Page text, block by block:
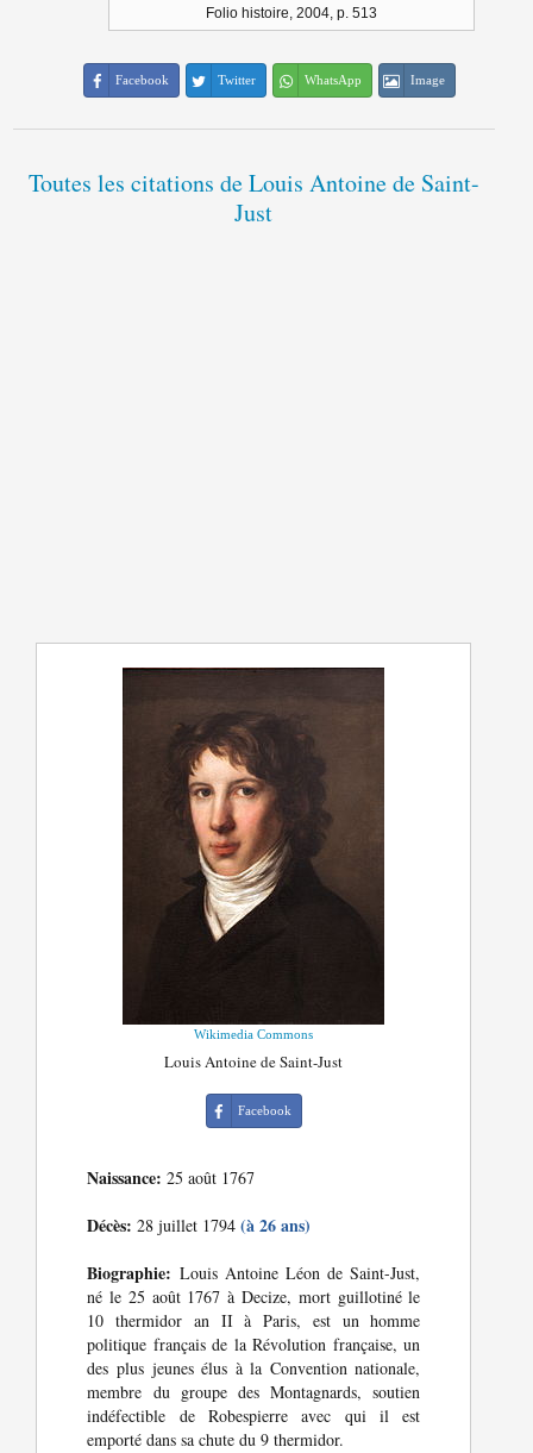
Folio histoire, 2004, p. 513
Facebook Twitter WhatsApp Image
Toutes les citations de Louis Antoine de Saint-
Just
Wikimedia Commons
Louis Antoine de Saint-Just
Facebook
Naissance: 25 août 1767
Décès: 28 juillet 1794(à 26 ans)
Biographie: Louis Antoine Léon de Saint-Just,
né le 25 août 1767 à Decize, mort guillotiné le
10 thermidor an II à Paris, est un homme
politique français de la Révolution française, un
des plus jeunes élus à la Convention nationale,
membre du groupe des Montagnards, soutien
indéfectible de Robespierre avec qui il est
emporté dans sa chute du 9 thermidor.